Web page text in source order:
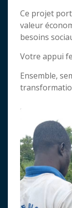
Ce projet
valeur
besoins
Votre appui
Ensemble,